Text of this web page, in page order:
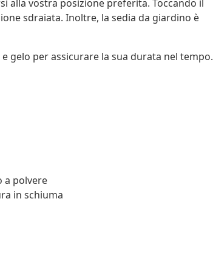
alla vostra posizione preferita. Toccando il
sdraiata. Inoltre, la sedia da giardino è
gelo per assicurare la sua durata nel tempo.
a polvere
in schiuma